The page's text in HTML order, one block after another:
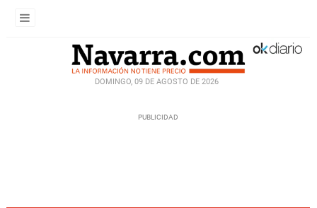
DOMINGO, 09 DE AGOSTO DE 2026